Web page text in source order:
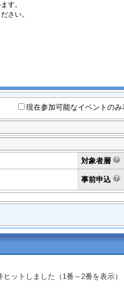
す。
さい。
現在参加可能なイベントのみ
対象者層
事前申込
ヒットしました（1番～2番を表示）